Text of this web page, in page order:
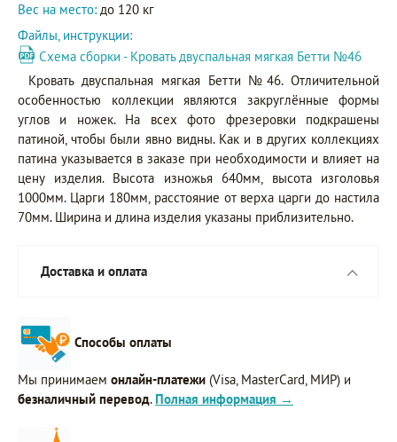
Вес на место: до 120 кг
Файлы, инструкции:
Схема сборки - Кровать двуспальная мягкая Бетти №46
Кровать двуспальная мягкая Бетти №46. Отличительной
особенностью коллекции являются закруглённые формы
углов и ножек. На всех фото фрезеровки подкрашены
патиной, чтобы были явно видны. Как и в других коллекциях
патина указывается в заказе при необходимости и влияет на
цену изделия. Высота изножья 640мм, высота изголовья
1000мм. Царги 180мм, расстояние от верха царги до настила
70мм. Ширина и длина изделия указаны приблизительно.
Доставка и оплата
Способы оплаты
Мы принимаем онлайн-платежи (Visa, MasterCard, МИР) и
безналичный перевод. Полная информация →